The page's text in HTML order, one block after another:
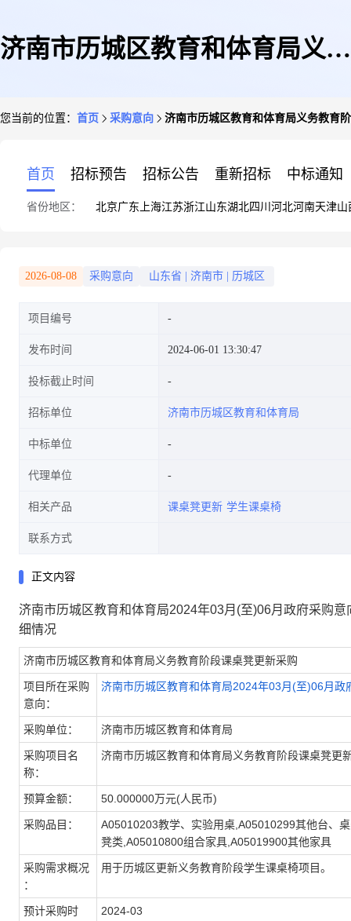
济南市历城区教育和体育局义务
您当前的位置： 首页 采购意向 济南市历城区教育和体育局义务教育
首页 招标预告 招标公告 重新招标 中标通知
省份地区： 北京广东 上海江苏浙江山东湖北四川 河北河南天津山
2026-08-08 采购意向 山东省 济南市 历城区
项目编号
发布时间 2024-06-01 13:30:47
投标截止时间
招标单位 济南市历城区教育和体育局
中标单位
代理单位
相关产品 课桌凳更新 学生课桌椅
联系方式
正文内容
济南市历城区教育和体育局2024年03月(至)06月政府采购
细情况
济南市历城区教育和体育局义务教育阶段课桌凳更新采购
项目所在采购
意向：
济南市历城区教育和体育局2024年03月(至)06月政
采购单位： 济南市历城区教育和体育局
采购项目名
称：
济南市历城区教育和体育局义务教育阶段课桌凳更
预算金额： 50.000000万元(人民币)
采购品目：
A05010203教学、实验用桌,A05010299其他台、
凳类,A05010800组合家具,A05019900其他家具
采购需求概况
：
用于历城区更新义务教育阶段学生课桌椅项目。
预计采购时
2024-03